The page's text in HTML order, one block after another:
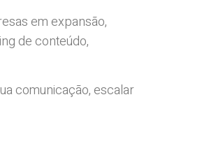
em expansão,
de conteúdo,
comunicação, escalar